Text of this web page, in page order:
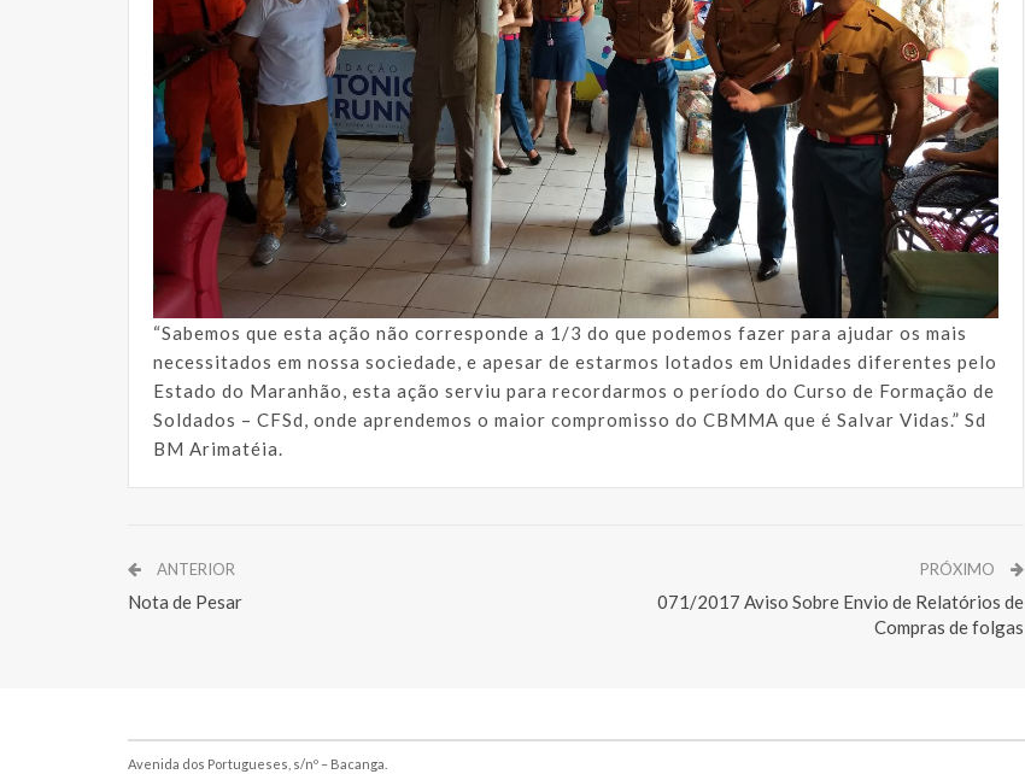
“Sabemos que esta ação não corresponde a 1/3 do que podemos fazer para ajudar os mais
necessitados em nossa sociedade, e apesar de estarmos lotados em Unidades diferentes pelo
Estado do Maranhão, esta ação serviu para recordarmos o período do Curso de Formação de
Soldados – CFSd, onde aprendemos o maior compromisso do CBMMA que é Salvar Vidas.” Sd
BM Arimatéia.
ANTERIOR
Nota de Pesar
PRÓXIMO
071/2017 Aviso Sobre Envio de Relatórios de
Compras de folgas
Avenida dos Portugueses, s/nº – Bacanga.